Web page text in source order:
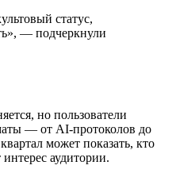
статус,
— подчеркнули
но пользователи
— от AI-протоколов до
может показать, кто
интерес аудитории.